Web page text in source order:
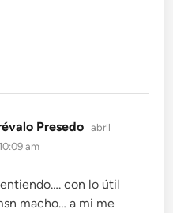
Presedo dice:
abril
am
con lo útil
macho… a mi me